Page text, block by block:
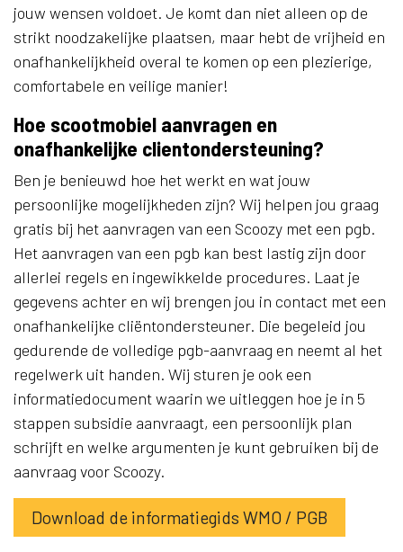
jouw wensen voldoet. Je komt dan niet alleen op de
strikt noodzakelijke plaatsen, maar hebt de vrijheid en
onafhankelijkheid overal te komen op een plezierige,
comfortabele en veilige manier!
Hoe scootmobiel aanvragen en
onafhankelijke clientondersteuning?
Ben je benieuwd hoe het werkt en wat jouw
persoonlijke mogelijkheden zijn? Wij helpen jou graag
gratis bij het aanvragen van een Scoozy met een pgb.
Het aanvragen van een pgb kan best lastig zijn door
allerlei regels en ingewikkelde procedures. Laat je
gegevens achter en wij brengen jou in contact met een
onafhankelijke cliëntondersteuner. Die begeleid jou
gedurende de volledige pgb-aanvraag en neemt al het
regelwerk uit handen. Wij sturen je ook een
informatiedocument waarin we uitleggen hoe je in 5
stappen subsidie aanvraagt, een persoonlijk plan
schrijft en welke argumenten je kunt gebruiken bij de
aanvraag voor Scoozy.
Download de informatiegids WMO / PGB